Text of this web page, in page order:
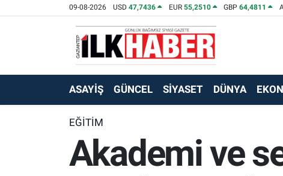
09-08-2026 USD47,7436 EUR 55,2510 GBP64,4811
ASAYİŞ GÜNCEL SİYASET DÜNYA
EĞİTİM
Akademi ve
EKONOMİ
SİYASET
SAĞLIK
TEKNOLOJİ
Beyoğlu Hava Durumu
Beyoğlu Trafik Yoğunluk Haritası
Süper Lig Puan Durumu ve Fikstür
Tüm Manşetler
Son Dakika Haberleri